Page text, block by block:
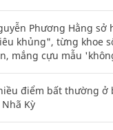
Phương Hằng sở
khủng", từng khoe
mắng cựu mẫu
điểm bất thường ở
Nhã Kỳ